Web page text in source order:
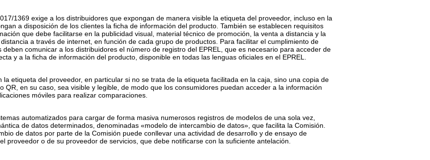
1369 exige a los distribuidores que expongan de manera visible la etiqueta del proveedor, incluso en la
a disposición de los clientes la ficha de información del producto. También se establecen requisitos
que debe facilitarse en la publicidad visual, material técnico de promoción, la venta a distancia y la
a través de internet, en función de cada grupo de productos. Para facilitar el cumplimiento de
comunicar a los distribuidores el número de registro del EPREL, que es necesario para acceder de
y a la ficha de información del producto, disponible en todas las lenguas oficiales en el EPREL.
la etiqueta del proveedor, en particular si no se trata de la etiqueta facilitada en la caja, sino una copia de
QR, en su caso, sea visible y legible, de modo que los consumidores puedan acceder a la información
móviles para realizar comparaciones.
automatizados para cargar de forma masiva numerosos registros de modelos de una sola vez,
de datos determinados, denominadas «modelo de intercambio de datos», que facilita la Comisión.
de datos por parte de la Comisión puede conllevar una actividad de desarrollo y de ensayo de
proveedor o de su proveedor de servicios, que debe notificarse con la suficiente antelación.